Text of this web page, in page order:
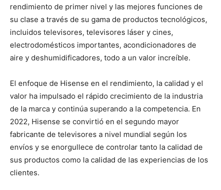
rendimiento de primer nivel y las mejores funciones de
su clase a través de su gama de productos tecnológicos,
incluidos televisores, televisores láser y cines,
electrodomésticos importantes, acondicionadores de
aire y deshumidificadores, todo a un valor increíble.
El enfoque de Hisense en el rendimiento, la calidad y el
valor ha impulsado el rápido crecimiento de la industria
de la marca y continúa superando a la competencia. En
2022, Hisense se convirtió en el segundo mayor
fabricante de televisores a nivel mundial según los
envíos y se enorgullece de controlar tanto la calidad de
sus productos como la calidad de las experiencias de los
clientes.